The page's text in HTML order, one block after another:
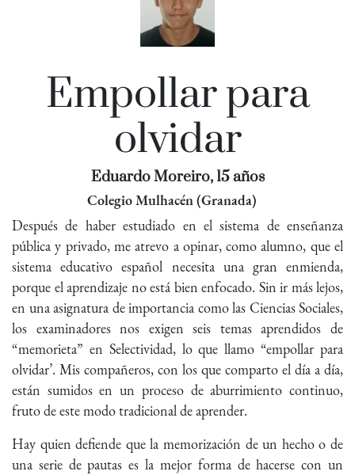
Empollar para
olvidar
Eduardo Moreiro, 15 años
Colegio Mulhacén (Granada)
Después de haber estudiado en el sistema de enseñanza
pública y privado, me atrevo a opinar, como alumno, que el
sistema educativo español necesita una gran enmienda,
porque el aprendizaje no está bien enfocado. Sin ir más lejos,
en una asignatura de importancia como las Ciencias Sociales,
los examinadores nos exigen seis temas aprendidos de
“memorieta” en Selectividad, lo que llamo “empollar para
olvidar’. Mis compañeros, con los que comparto el día a día,
están sumidos en un proceso de aburrimiento continuo,
fruto de este modo tradicional de aprender.
Hay quien defiende que la memorización de un hecho o de
una serie de pautas es la mejor forma de hacerse con un